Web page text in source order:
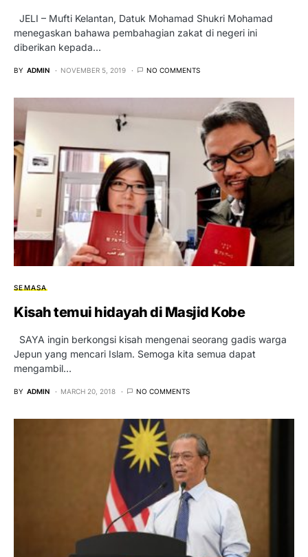
JELI – Mufti Kelantan, Datuk Mohamad Shukri Mohamad
menegaskan bahawa pembahagian zakat di negeri ini
diberikan kepada…
BY ADMIN NOVEMBER 5, 2019 NO COMMENTS
SEMASA
Kisah temui hidayah di Masjid Kobe
SAYA ingin berkongsi kisah mengenai seorang gadis warga
Jepun yang mencari Islam. Semoga kita semua dapat
mengambil…
BY ADMIN MARCH 20, 2018 NO COMMENTS